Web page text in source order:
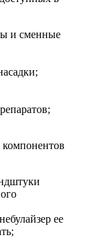
и сменные
ее